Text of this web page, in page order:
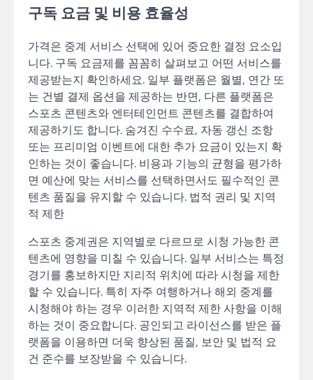
구독 요금 및 비용 효율성
가격은 중계 서비스 선택에 있어 중요한 결정 요소입
니다. 구독 요금제를 꼼꼼히 살펴보고 어떤 서비스를
제공받는지 확인하세요. 일부 플랫폼은 월별, 연간 또
는 건별 결제 옵션을 제공하는 반면, 다른 플랫폼은
스포츠 콘텐츠와 엔터테인먼트 콘텐츠를 결합하여
제공하기도 합니다. 숨겨진 수수료, 자동 갱신 조항
또는 프리미엄 이벤트에 대한 추가 요금이 있는지 확
인하는 것이 좋습니다. 비용과 기능의 균형을 평가하
면 예산에 맞는 서비스를 선택하면서도 필수적인 콘
텐츠 품질을 유지할 수 있습니다. 법적 권리 및 지역
적 제한
스포츠 중계권은 지역별로 다르므로 시청 가능한 콘
텐츠에 영향을 미칠 수 있습니다. 일부 서비스는 특정
경기를 홍보하지만 지리적 위치에 따라 시청을 제한
할 수 있습니다. 특히 자주 여행하거나 해외 중계를
시청해야 하는 경우 이러한 지역적 제한 사항을 이해
하는 것이 중요합니다. 공인되고 라이선스를 받은 플
랫폼을 이용하면 더욱 향상된 품질, 보안 및 법적 요
건 준수를 보장받을 수 있습니다.